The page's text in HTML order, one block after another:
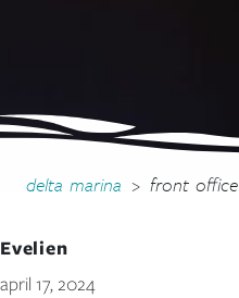
delta marina > front office
Evelien
april 17, 2024